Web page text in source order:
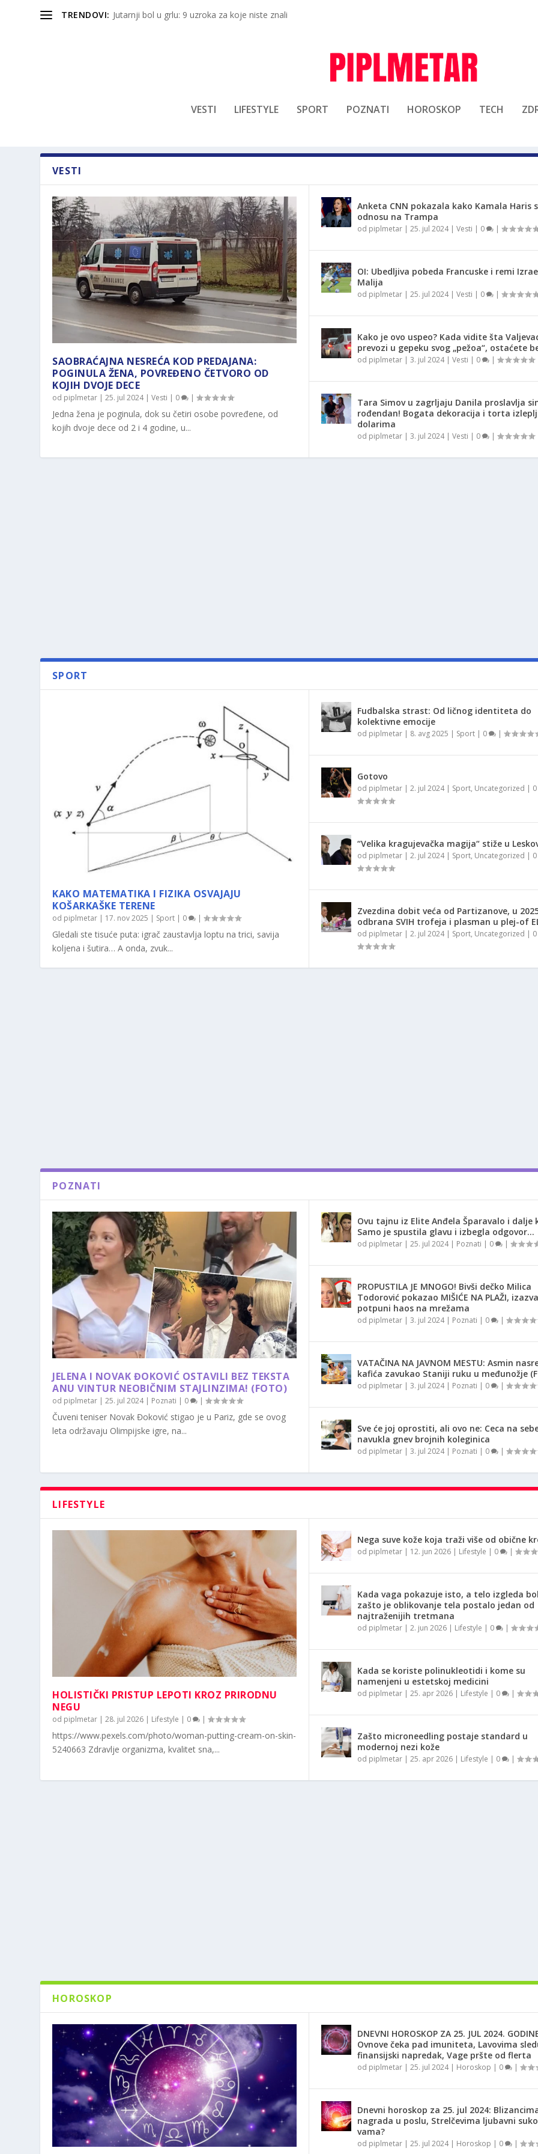
TRENDOVI: Jutarnji bol u grlu: 9 uzroka za koje niste znali
VESTI LIFESTYLE SPORT POZNATI HOROSKOP TECH
VESTI
SAOBRAĆAJNA NESREĆA KOD PREDAJANA:
POGINULA ŽENA, POVREĐENO ČETVORO OD
KOJIH DVOJE DECE
od piplmetar |25. jul 2024|Vesti | 0 |
Jedna žena je poginula, dok su četiri osobe povređene, od
kojih dvoje dece od 2 i 4 godine, u...
Anketa CNN pokazala kako Kamala Haris
odnosu na Trampa
od piplmetar| 25. jul 2024| Vesti | 0 |
OI: Ubedljiva pobeda Francuske i remi
Malija
od piplmetar| 25. jul 2024| Vesti | 0 |
Kako je ovo uspeo? Kada vidite šta
prevozi u gepeku svog „pežoa“, ostaćete
od piplmetar| 3. jul 2024| Vesti | 0 |
Tara Simov u zagrljaju Danila proslavlja
rođendan! Bogata dekoracija i torta
dolarima
od piplmetar| 3. jul 2024| Vesti | 0 |
SPORT
KAKO MATEMATIKA I FIZIKA OSVAJAJU
KOŠARKAŠKE TERENE
od piplmetar | 17. nov 2025 | Sport | 0 |
Gledali ste tisuće puta: igrač zaustavlja loptu na trici, savija
koljena i šutira… A onda, zvuk...
Fudbalska strast: Od ličnog identiteta do
kolektivne emocije
od piplmetar| 8. avg 2025 | Sport| 0 |
Gotovo
od piplmetar| 2. jul 2024| Sport, Uncategorized | 0
“Velika kragujevačka magija“ stiže u
od piplmetar| 2. jul 2024| Sport, Uncategorized | 0
Zvezdina dobit veća od Partizanove, u
odbrana SVIH trofeja i plasman u plej-of
od piplmetar| 2. jul 2024| Sport, Uncategorized | 0
POZNATI
JELENA I NOVAK ĐOKOVIĆ OSTAVILI BEZ TEKSTA
ANU VINTUR NEOBIČNIM STAJLINZIMA! (FOTO)
od piplmetar |25. jul 2024| Poznati | 0 |
Čuveni teniser Novak Đoković stigao je u Pariz, gde se ovog
leta održavaju Olimpijske igre, na...
Ovu tajnu iz Elite Anđela Šparavalo i dalje
Samo je spustila glavu i izbegla odgovor…
od piplmetar| 25. jul 2024| Poznati | 0 |
PROPUSTILA JE MNOGO! Bivši dečko Milica
Todorović pokazao MIŠIĆE NA PLAŽI,
potpuni haos na mrežama
od piplmetar| 3. jul 2024| Poznati | 0 |
VATAČINA NA JAVNOM MESTU: Asmin
kafića zavukao Staniji ruku u međunožje
od piplmetar| 3. jul 2024| Poznati | 0 |
Sve će joj oprostiti, ali ovo ne: Ceca na
navukla gnev brojnih koleginica
od piplmetar| 3. jul 2024| Poznati | 0 |
LIFESTYLE
HOLISTIČKI PRISTUP LEPOTI KROZ PRIRODNU
NEGU
od piplmetar |28. jul 2026 | Lifestyle | 0 |
https://www.pexels.com/photo/woman-putting-cream-on-skin-
5240663 Zdravlje organizma, kvalitet sna,...
Nega suve kože koja traži više od obične
od piplmetar| 12. jun 2026| Lifestyle | 0 |
Kada vaga pokazuje isto, a telo izgleda
zašto je oblikovanje tela postalo jedan od
najtraženijih tretmana
od piplmetar| 2. jun 2026| Lifestyle | 0 |
Kada se koriste polinukleotidi i kome su
namenjeni u estetskoj medicini
od piplmetar| 25. apr 2026| Lifestyle | 0 |
Zašto microneedling postaje standard u
modernoj nezi kože
od piplmetar| 25. apr 2026| Lifestyle | 0 |
HOROSKOP
DNEVNI HOROSKOP ZA 25. JUL 2024.
Ovnove čeka pad imuniteta, Lavovima
finansijski napredak, Vage pršte od flerta
od piplmetar| 25. jul 2024| Horoskop | 0 |
Dnevni horoskop za 25. jul 2024:
nagrada u poslu, Strelčevima ljubavni
vama?
od piplmetar| 25. jul 2024| Horoskop | 0 |